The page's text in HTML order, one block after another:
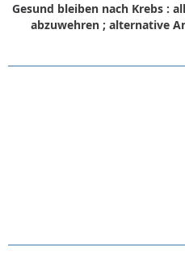
Gesund bleiben nach Krebs :
abzuwehren ; alternative